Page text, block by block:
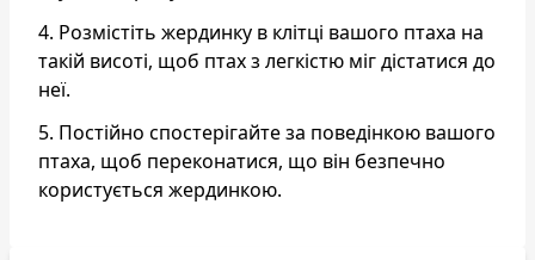
4. Розмістіть жердинку в клітці вашого птаха на
такій висоті, щоб птах з легкістю міг дістатися до
неї.
5. Постійно спостерігайте за поведінкою вашого
птаха, щоб переконатися, що він безпечно
користується жердинкою.